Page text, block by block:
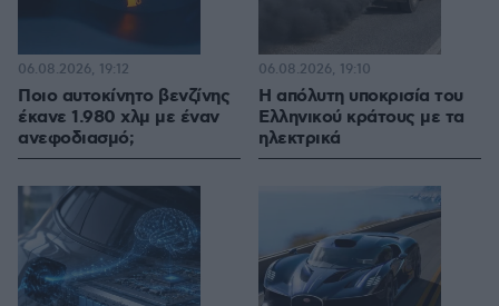
Ποιο αυτοκίνητο βενζίνης
έκανε 1.980 χλμ με έναν
ανεφοδιασμό;
06.08.2026, 19:12
Η απόλυτη υποκρισία του
Ελληνικού κράτους με τα
ηλεκτρικά
06.08.2026, 19:10